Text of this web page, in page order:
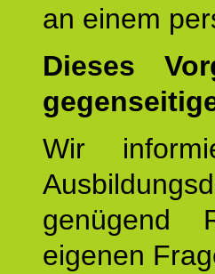
an einem
Dieses
Wir
genügend
eigenen